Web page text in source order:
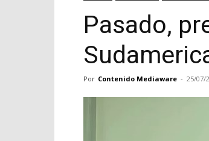
Pasado,
Por Contenido Mediaware - 25/07/